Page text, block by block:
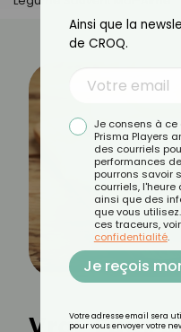
Ainsi que la
de CROQ.
Je consens à
Prisma Players
des courriels
performances
pourrons savoir
courriels,
ainsi que des
que vous
ces traceurs,
confidentialité.
Je reçois
Votre adresse email sera
pour vous envoyer votre